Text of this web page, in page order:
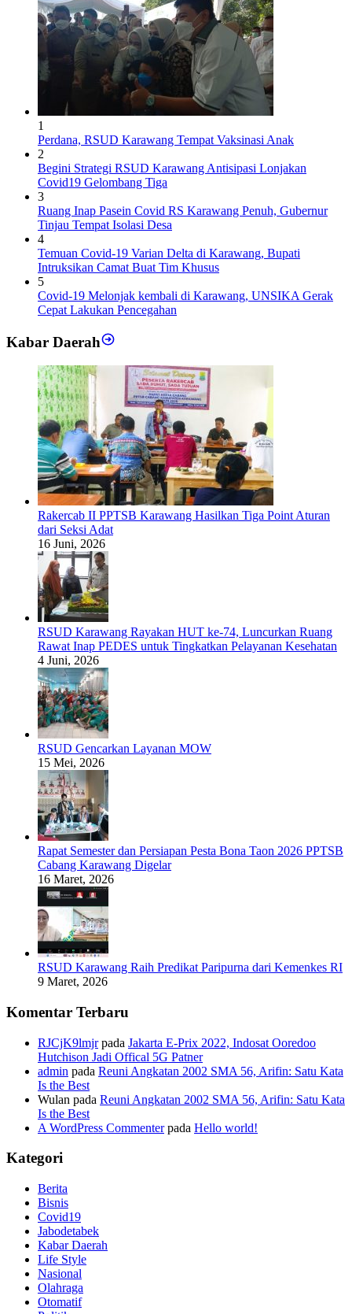
1
Perdana, RSUD Karawang Tempat Vaksinasi Anak
2
Begini Strategi RSUD Karawang Antisipasi Lonjakan
Covid19 Gelombang Tiga
3
Ruang Inap Pasein Covid RS Karawang Penuh, Gubernur
Tinjau Tempat Isolasi Desa
4
Temuan Covid-19 Varian Delta di Karawang, Bupati
Intruksikan Camat Buat Tim Khusus
5
Covid-19 Melonjak kembali di Karawang, UNSIKA Gerak
Cepat Lakukan Pencegahan
Kabar Daerah
Rakercab II PPTSB Karawang Hasilkan Tiga Point Aturan
dari Seksi Adat
16 Juni, 2026
RSUD Karawang Rayakan HUT ke-74, Luncurkan Ruang
Rawat Inap PEDES untuk Tingkatkan Pelayanan Kesehatan
4 Juni, 2026
RSUD Gencarkan Layanan MOW
15 Mei, 2026
Rapat Semester dan Persiapan Pesta Bona Taon 2026 PPTSB
Cabang Karawang Digelar
16 Maret, 2026
RSUD Karawang Raih Predikat Paripurna dari Kemenkes RI
9 Maret, 2026
Komentar Terbaru
RJCjK9lmjrpada Jakarta E-Prix 2022, Indosat Ooredoo
Hutchison Jadi Offical 5G Patner
admin pada Reuni Angkatan 2002 SMA 56, Arifin: Satu Kata
Is the Best
Wulan pada Reuni Angkatan 2002 SMA 56, Arifin: Satu Kata
Is the Best
A WordPress Commenterpada Hello world!
Kategori
Berita
Bisnis
Covid19
Jabodetabek
Kabar Daerah
Life Style
Nasional
Olahraga
Otomatif